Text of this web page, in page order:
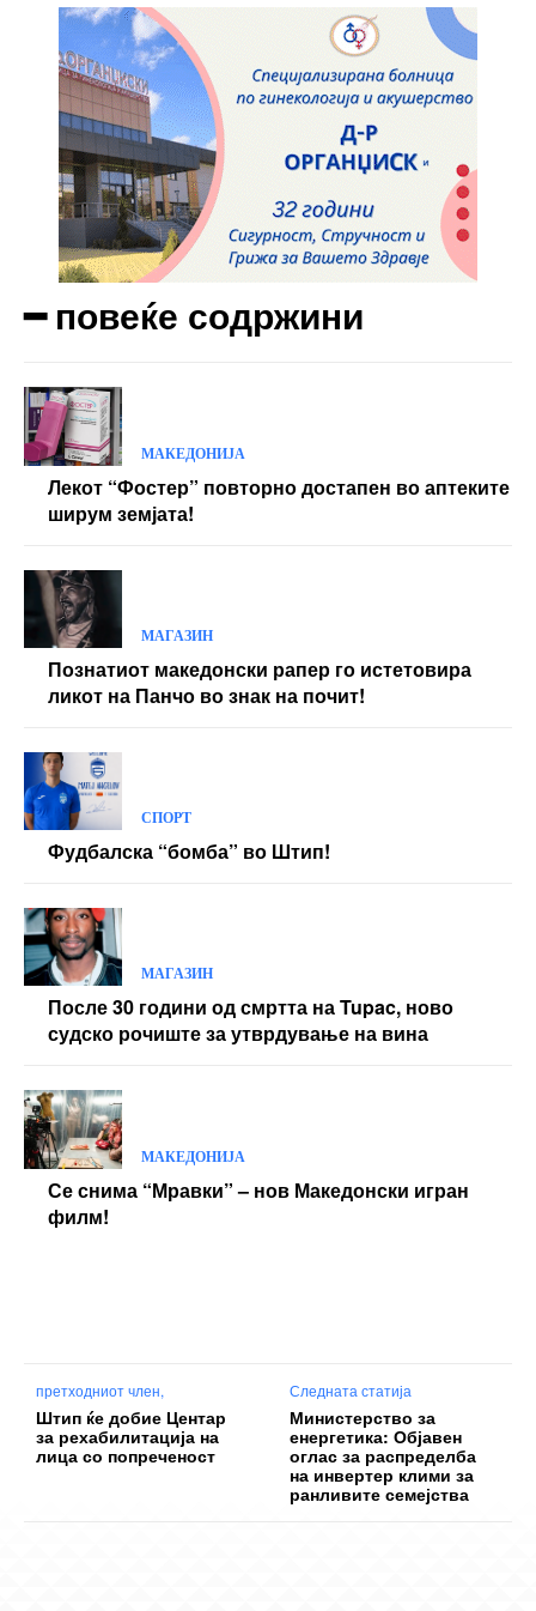
━ повеќе содржини
МАКЕДОНИЈА
Лекот “Фостер” повторно достапен во аптеките
ширум земјата!
МАГАЗИН
Познатиот македонски рапер го истетовира
ликот на Панчо во знак на почит!
СПОРТ
Фудбалска “бомба” во Штип!
МАГАЗИН
После 30 години од смртта на Tupac, ново
судско рочиште за утврдување на вина
МАКЕДОНИЈА
Се снима “Мравки” – нов Македонски игран
филм!
претходниот член,
Штип ќе добие Центар
за рехабилитација на
лица со попреченост
Следната статија
Министерство за
енергетика: Објавен
оглас за распределба
на инвертер клими за
ранливите семејства